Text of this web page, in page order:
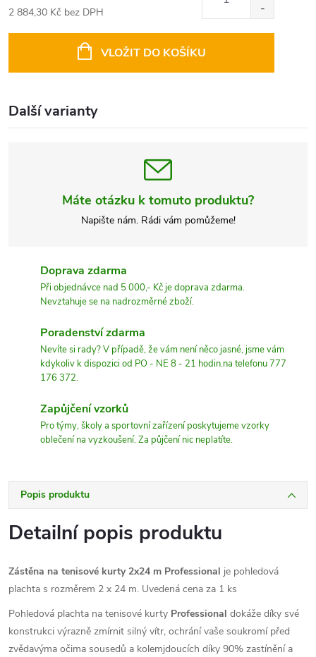
2 884,30 Kč bez DPH
VLOŽIT DO KOŠÍKU
Další varianty
Máte otázku k tomuto produktu?
Napište nám. Rádi vám pomůžeme!
Doprava zdarma
Při objednávce nad 5 000,- Kč je doprava zdarma.
Nevztahuje se na nadrozměrné zboží.
Poradenství zdarma
Nevíte si rady? V případě, že vám není něco jasné, jsme vám
kdykoliv k dispozici od PO - NE 8 - 21 hodin.na telefonu 777
176 372.
Zapůjčení vzorků
Pro týmy, školy a sportovní zařízení poskytujeme vzorky
oblečení na vyzkoušení. Za půjčení nic neplatíte.
Popis produktu
Detailní popis produktu
Zástěna na tenisové kurty 2x24 m Professional je pohledová
plachta s rozměrem 2 x 24 m. Uvedená cena za 1 ks
Pohledová plachta na tenisové kurty Professional dokáže díky své
konstrukci výrazně zmírnit silný vítr, ochrání vaše soukromí před
zvědavýma očima sousedů a kolemjdoucích díky 90% zastínění a